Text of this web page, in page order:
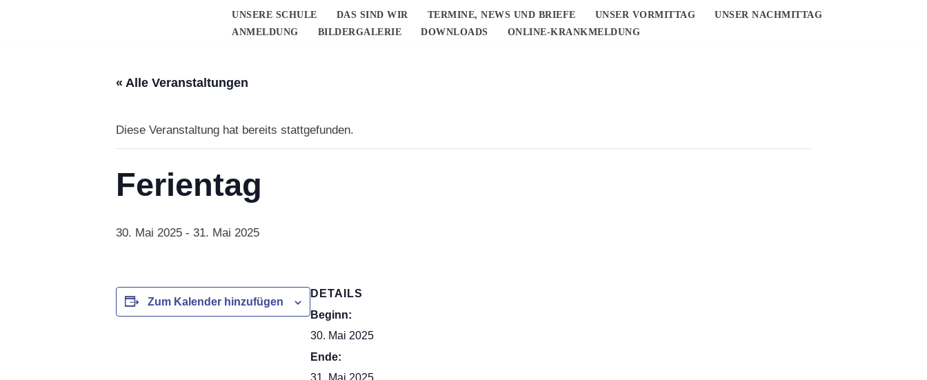
UNSERE SCHULE DAS SIND WIR TERMINE, NEWS UND BRIEFE UNSER VORMITTAG
UNSER NACHMITTAG
ANMELDUNG
BILDERGALERIE DOWNLOADS ONLINE-KRANKMELDUNG
« Alle Veranstaltungen
Diese Veranstaltung hat bereits stattgefunden.
Ferientag
30. Mai 2025 - 31. Mai 2025
Zum Kalender hinzufügen
DETAILS
Beginn:
30. Mai 2025
Ende:
31. Mai 2025